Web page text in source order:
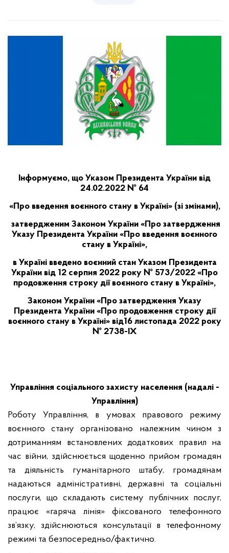
Інформуємо, що Указом Президента України від
24.02.2022 № 64
«Про введення воєнного стану в Україні» (зі змінами),
затвердженим Законом України «Про затвердження
Указу Президента України «Про введення воєнного
стану в Україні»,
в Україні введено воєнний стан Указом Президента
України від 12 серпня 2022 року № 573/2022 «Про
продовження строку дії воєнного стану в Україні»,
Законом України «Про затвердження Указу
Президента України «Про продовження строку дії
воєнного стану в Україні» від16 листопада 2022 року
№ 2738-IX
Управління соціального захисту населення (надалі -
Управління)
Роботу Управління, в умовах правового режиму
воєнного стану організовано належним чином з
дотриманням встановлених додаткових правил на
час війни, здійснюється щоденно прийом громадян
та діяльність гуманітарного штабу, громадянам
надаються адміністративні, державні та соціальні
послуги, що складають систему публічних послуг,
працює «гаряча лінія» фіксованого телефонного
зв’язку, здійснюються консультації в телефонному
режимі та безпосередньо/фактично.